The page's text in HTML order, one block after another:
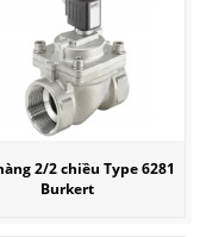
2/2 chiều Type 6281
Burkert